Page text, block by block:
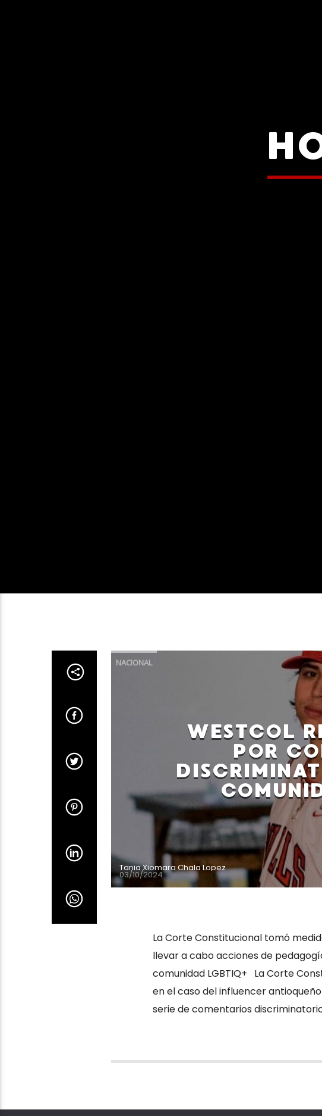
NACIONAL
WESTCOL
POR
Tania Xiomara Chala Lopez
03/10/2024
La Corte Constitucional tomó
llevar a cabo acciones de
comunidad LGBTIQ+ La Corte
en el caso del influencer
serie de comentarios